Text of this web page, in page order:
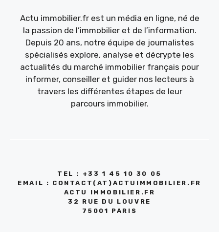
Actu immobilier.fr est un média en ligne, né de
la passion de l’immobilier et de l’information.
Depuis 20 ans, notre équipe de journalistes
spécialisés explore, analyse et décrypte les
actualités du marché immobilier français pour
informer, conseiller et guider nos lecteurs à
travers les différentes étapes de leur
parcours immobilier.
TEL : +33 1 45 10 30 05
EMAIL : CONTACT(AT)ACTUIMMOBILIER.FR
ACTU IMMOBILIER.FR
32 RUE DU LOUVRE
75001 PARIS